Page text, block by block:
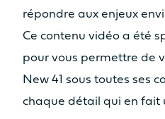
répondre aux enjeux
Ce contenu vidéo a été
pour vous permettre de
New 41 sous toutes ses
chaque détail qui en fait
En savoir